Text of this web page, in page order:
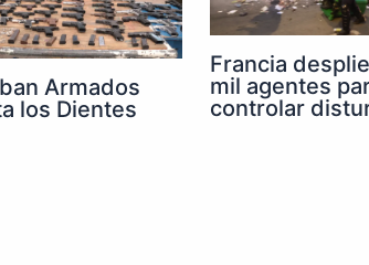
Armados
los Dientes
Francia
mil agentes
controlar